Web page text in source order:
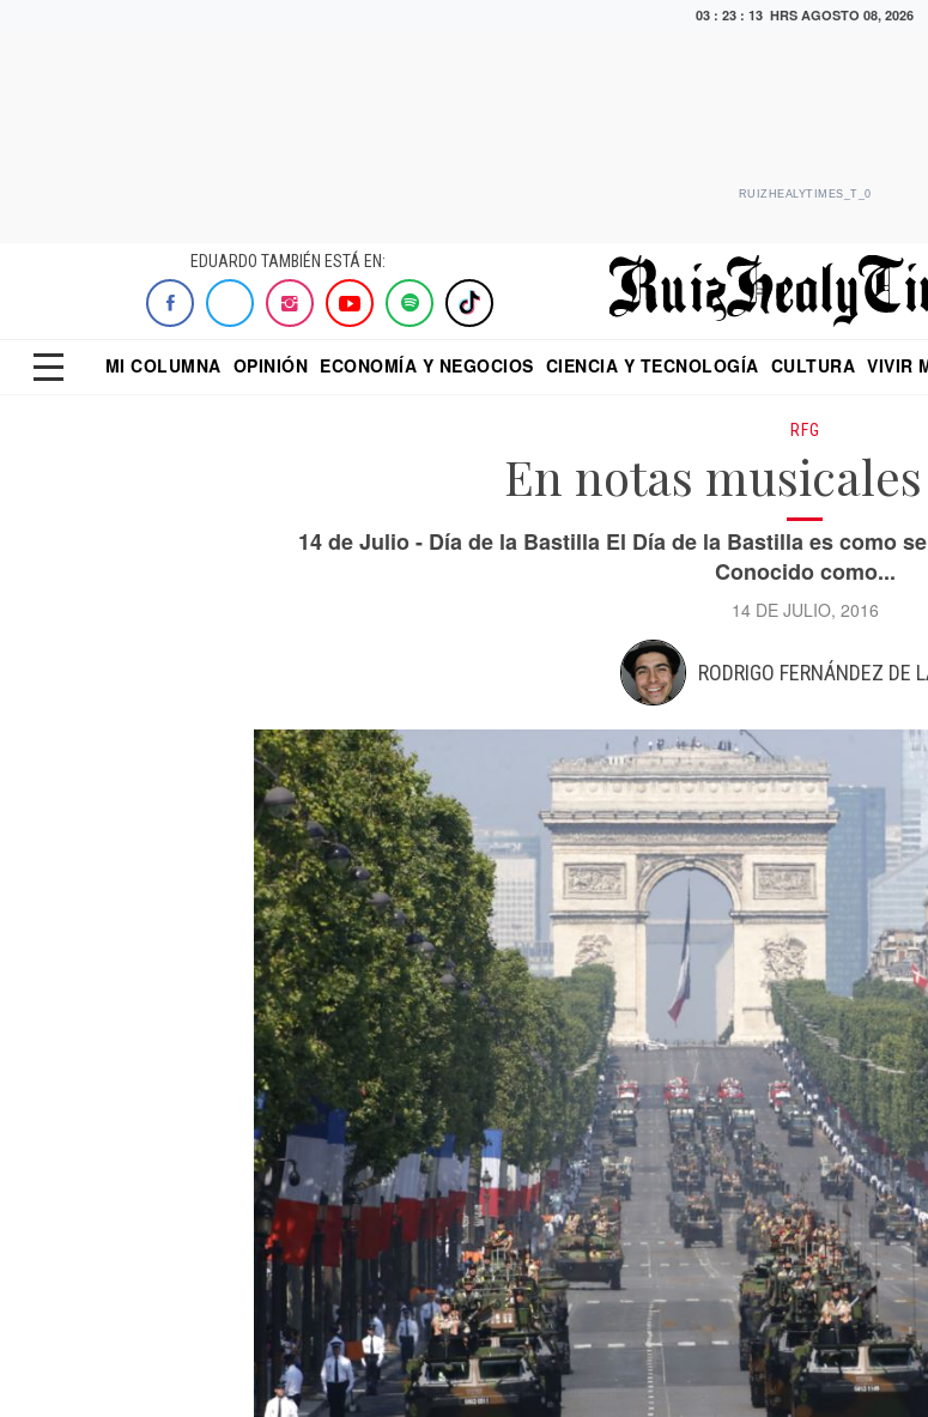
03 : 23 : 14 HRS AGOSTO 08, 2026
RUIZHEALYTIMES_T_0
EDUARDO TAMBIÉN ESTÁ EN:
MI COLUMNA OPINIÓN ECONOMÍA Y NEGOCIOS CIENCIA Y TECNOLOGÍA CULTURA VIVIR
RFG
En notas musicales
14 de Julio - Día de la Bastilla El Día de la Bastilla es como
Conocido como...
14 DE JULIO, 2016
RODRIGO FERNÁNDEZ DE